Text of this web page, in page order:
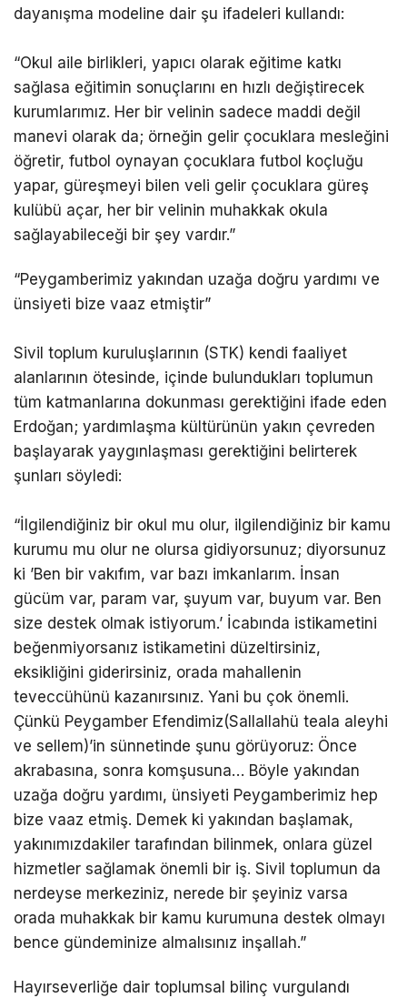
dayanışma modeline dair şu ifadeleri kullandı:
“Okul aile birlikleri, yapıcı olarak eğitime katkı
sağlasa eğitimin sonuçlarını en hızlı değiştirecek
kurumlarımız. Her bir velinin sadece maddi değil
manevi olarak da; örneğin gelir çocuklara mesleğini
öğretir, futbol oynayan çocuklara futbol koçluğu
yapar, güreşmeyi bilen veli gelir çocuklara güreş
kulübü açar, her bir velinin muhakkak okula
sağlayabileceği bir şey vardır.”
“Peygamberimiz yakından uzağa doğru yardımı ve
ünsiyeti bize vaaz etmiştir”
Sivil toplum kuruluşlarının (STK) kendi faaliyet
alanlarının ötesinde, içinde bulundukları toplumun
tüm katmanlarına dokunması gerektiğini ifade eden
Erdoğan; yardımlaşma kültürünün yakın çevreden
başlayarak yaygınlaşması gerektiğini belirterek
şunları söyledi:
“İlgilendiğiniz bir okul mu olur, ilgilendiğiniz bir kamu
kurumu mu olur ne olursa gidiyorsunuz; diyorsunuz
ki ’Ben bir vakıfım, var bazı imkanlarım. İnsan
gücüm var, param var, şuyum var, buyum var. Ben
size destek olmak istiyorum.’ İcabında istikametini
beğenmiyorsanız istikametini düzeltirsiniz,
eksikliğini giderirsiniz, orada mahallenin
teveccühünü kazanırsınız. Yani bu çok önemli.
Çünkü Peygamber Efendimiz(Sallallahü teala aleyhi
ve sellem)’in sünnetinde şunu görüyoruz: Önce
akrabasına, sonra komşusuna… Böyle yakından
uzağa doğru yardımı, ünsiyeti Peygamberimiz hep
bize vaaz etmiş. Demek ki yakından başlamak,
yakınımızdakiler tarafından bilinmek, onlara güzel
hizmetler sağlamak önemli bir iş. Sivil toplumun da
nerdeyse merkeziniz, nerede bir şeyiniz varsa
orada muhakkak bir kamu kurumuna destek olmayı
bence gündeminize almalısınız inşallah.”
Hayırseverliğe dair toplumsal bilinç vurgulandı